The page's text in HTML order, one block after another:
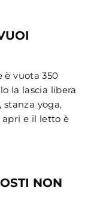
è vuota 350
la lascia libera
yoga,
apri e il letto è
NON